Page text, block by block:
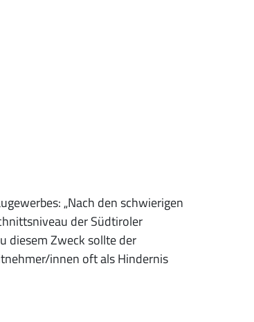
„Nach den schwierigen
der Südtiroler
diesem Zweck sollte der
innen oft als Hindernis